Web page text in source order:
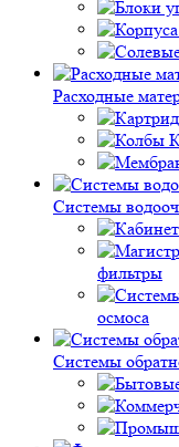
Расходные
Системы
фильтры
осмоса
Системы